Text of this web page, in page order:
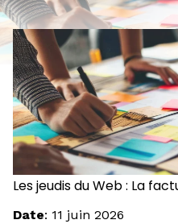
Les jeudis du Web : La
Date: 11 juin 2026